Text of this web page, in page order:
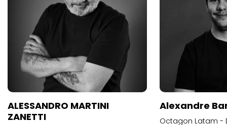
ALESSANDRO MARTINI
ZANETTI
Alexandre
Octagon Latam -